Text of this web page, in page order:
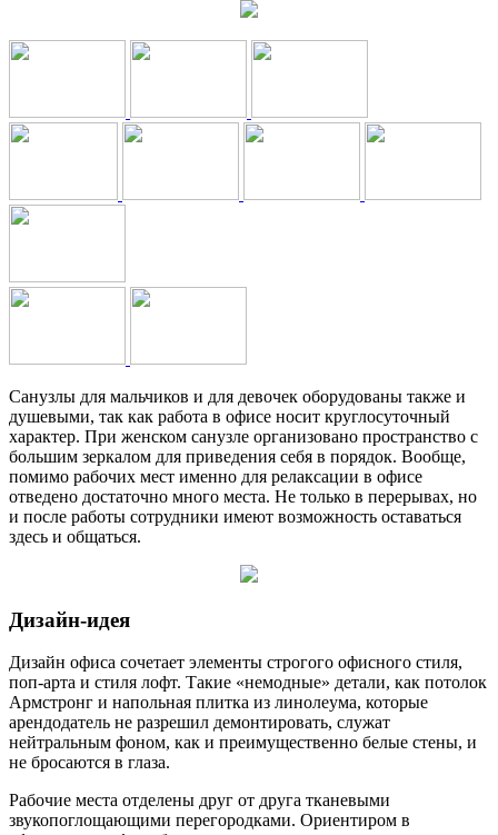
Санузлы для мальчиков и для девочек оборудованы также и
душевыми, так как работа в офисе носит круглосуточный
характер. При женском санузле организовано пространство с
большим зеркалом для приведения себя в порядок. Вообще,
помимо рабочих мест именно для релаксации в офисе
отведено достаточно много места. Не только в перерывах, но
и после работы сотрудники имеют возможность оставаться
здесь и общаться.
Дизайн-идея
Дизайн офиса сочетает элементы строгого офисного стиля,
поп-арта и стиля лофт. Такие «немодные» детали, как потолок
Армстронг и напольная плитка из линолеума, которые
арендодатель не разрешил демонтировать, служат
нейтральным фоном, как и преимущественно белые стены, и
не бросаются в глаза.
Рабочие места отделены друг от друга тканевыми
звукопоглощающими перегородками. Ориентиром в